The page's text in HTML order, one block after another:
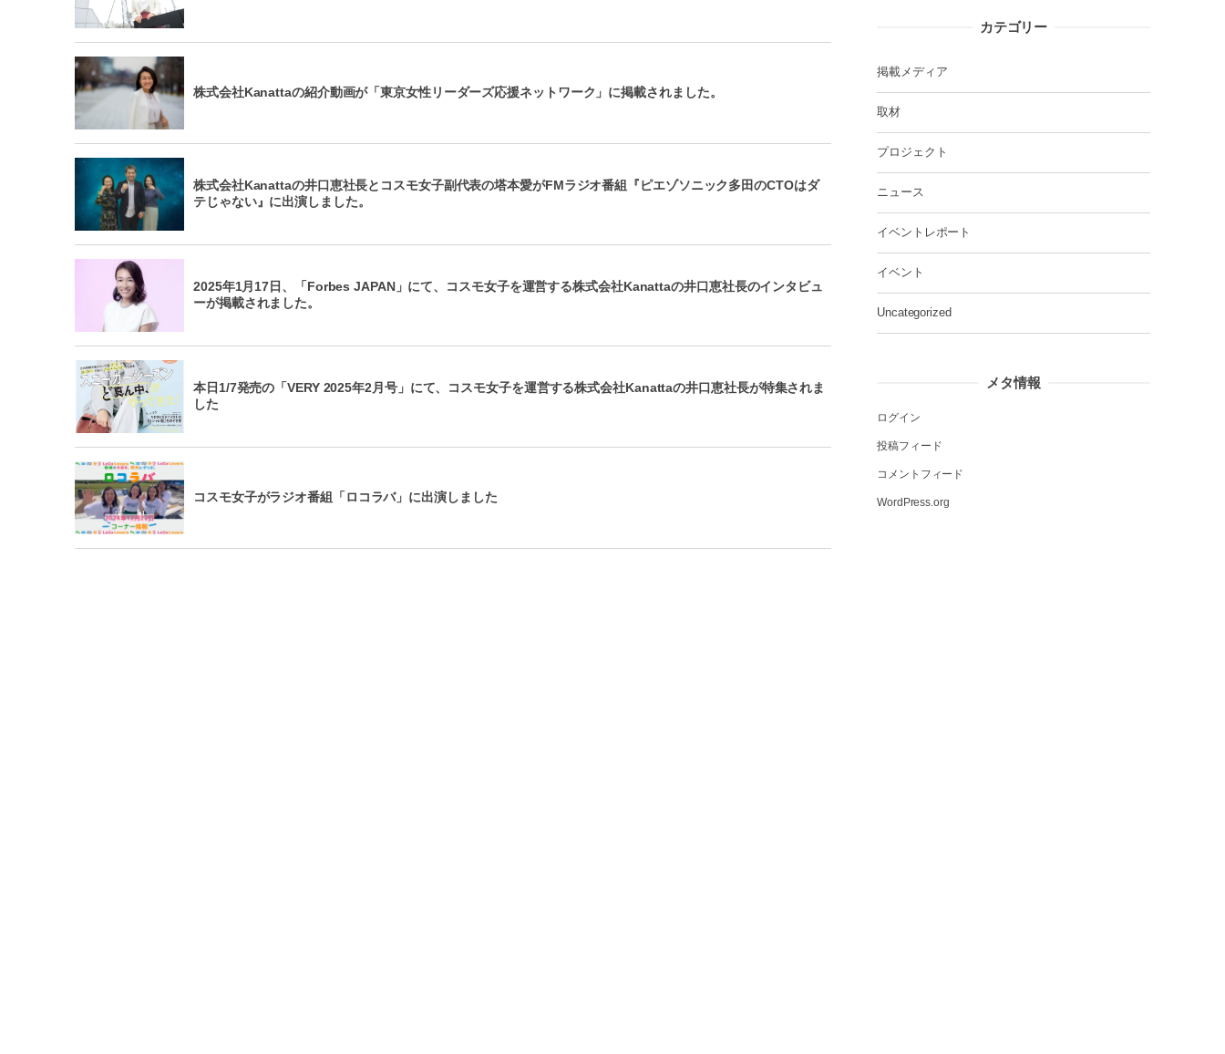
株式会社Kanattaの紹介動画が「東京女性リーダーズ応援ネットワーク」に掲載されました。
株式会社Kanattaの井口恵社長とコスモ女子副代表の塔本愛がFMラジオ番組『ピエゾソニック多田のCTOはダ
テじゃない』に出演しました。
2025年1月17日、「Forbes JAPAN」にて、コスモ女子を運営する株式会社Kanattaの井口恵社長のインタビュ
ーが掲載されました。
本日1/7発売の「VERY 2025年2月号」にて、コスモ女子を運営する株式会社Kanattaの井口恵社長が特集されま
した
コスモ女子がラジオ番組「ロコラバ」に出演しました
カテゴリー
掲載メディア
取材
プロジェクト
ニュース
イベントレポート
イベント
Uncategorized
メタ情報
ログイン
投稿フィード
コメントフィード
WordPress.org